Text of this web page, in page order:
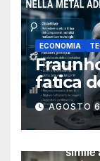
ECONOMIA
fatica
AGOSTO